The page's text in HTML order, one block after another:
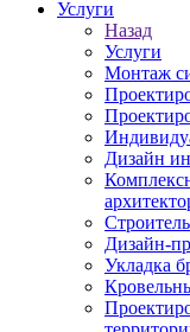
Услуги
Назад
Услуги
Монтаж
Дизайн
Дизайн-
Укладка